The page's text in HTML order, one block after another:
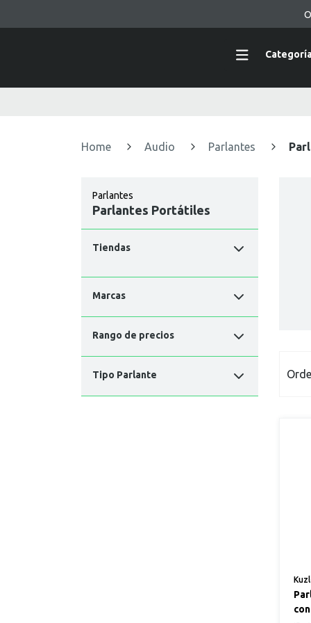
Home Audio Parlantes
Parlantes
Parlantes Portátiles
Tiendas
Marcas
Rango de precios
Tipo Parlante